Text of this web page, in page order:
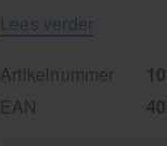
Lees verder
Artikelnummer
EAN